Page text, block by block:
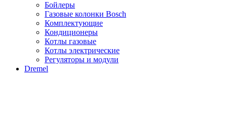
Бойлеры
Газовые колонки Bosch
Комплектующие
Кондиционеры
Котлы газовые
Котлы электрические
Регуляторы и модули
Dremel